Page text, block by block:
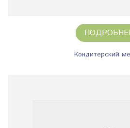
Кондитерский